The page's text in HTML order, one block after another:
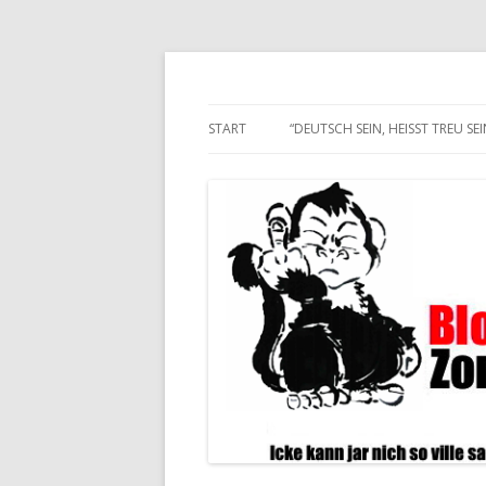
START “DEUTSCH SEIN, HEISST TREU